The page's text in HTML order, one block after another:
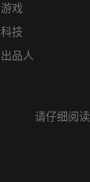
游戏
科技
出品人
请仔细阅读